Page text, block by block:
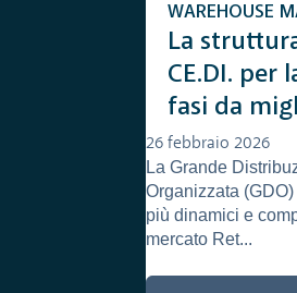
La
CE.DI. per
fasi da
WAREHOUSE
26 febbraio 2026
La Grande
Organizzata
più dinamici e
mercato Ret...